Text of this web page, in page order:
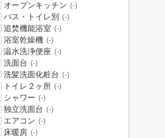
オープンキッチン (-)
バス・トイレ別 (-)
追焚機能浴室 (-)
浴室乾燥機 (-)
温水洗浄便座 (-)
洗面台 (-)
洗髪洗面化粧台 (-)
トイレ２ヶ所 (-)
シャワー (-)
独立洗面台 (-)
エアコン (-)
床暖房 (-)